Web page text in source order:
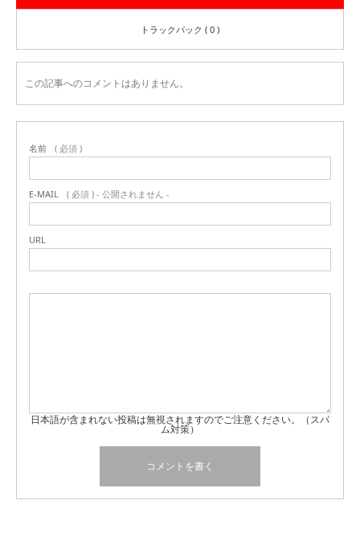
トラックバック ( 0 )
この記事へのコメントはありません。
名前 ( 必須 )
E-MAIL ( 必須 ) - 公開されません -
URL
日本語が含まれない投稿は無視されますのでご注意ください。（スパ
ム対策）